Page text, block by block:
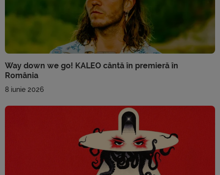
Way down we go! KALEO cântă în premieră în
România
8 iunie 2026